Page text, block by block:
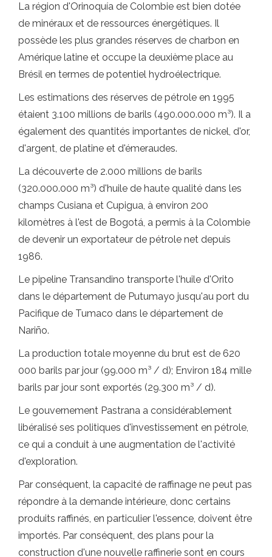
La région d'Orinoquía de Colombie est bien dotée
de minéraux et de ressources énergétiques. Il
possède les plus grandes réserves de charbon en
Amérique latine et occupe la deuxième place au
Brésil en termes de potentiel hydroélectrique.
Les estimations des réserves de pétrole en 1995
étaient 3.100 millions de barils (490.000.000 m³). Il a
également des quantités importantes de nickel, d'or,
d'argent, de platine et d'émeraudes.
La découverte de 2.000 millions de barils
(320.000.000 m³) d'huile de haute qualité dans les
champs Cusiana et Cupigua, à environ 200
kilomètres à l'est de Bogotá, a permis à la Colombie
de devenir un exportateur de pétrole net depuis
1986.
Le pipeline Transandino transporte l'huile d'Orito
dans le département de Putumayo jusqu'au port du
Pacifique de Tumaco dans le département de
Nariño.
La production totale moyenne du brut est de 620
000 barils par jour (99.000 m³ / d); Environ 184 mille
barils par jour sont exportés (29.300 m³ / d).
Le gouvernement Pastrana a considérablement
libéralisé ses politiques d'investissement en pétrole,
ce qui a conduit à une augmentation de l'activité
d'exploration.
Par conséquent, la capacité de raffinage ne peut pas
répondre à la demande intérieure, donc certains
produits raffinés, en particulier l'essence, doivent être
importés. Par conséquent, des plans pour la
construction d'une nouvelle raffinerie sont en cours